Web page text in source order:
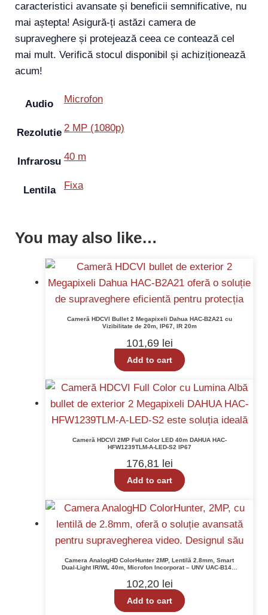
caracteristici avansate și beneficii semnificative, nu
mai aștepta! Asigură-ți astăzi camera de
supraveghere și protejează ceea ce contează cel
mai mult. Verifică stocul disponibil și achiziționează
acum!
Audio Microfon
Rezolutie 2 MP (1080p)
Infrarosu 40 m
Lentila Fixa
You may also like…
Cameră HDCVI Bullet 2 Megapixeli Dahua HAC-B2A21 cu
Vizibilitate de 20m, IP67, IR 20m
101,69 lei
Add to cart
Cameră HDCVI 2MP Full Color LED 40m DAHUA HAC-
HFW1239TLM-A-LED-S2 IP67
176,81 lei
Add to cart
Camera AnalogHD ColorHunter 2MP, Lentilă 2.8mm, Smart
Dual-Light IR/WL 40m, Microfon Incorporat – UNV UAC-B142-
102,20 lei
Add to cart